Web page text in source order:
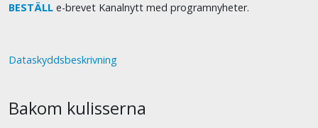
BESTÄLL e-brevet Kanalnytt med programnyheter.
Dataskyddsbeskrivning
Bakom kulisserna